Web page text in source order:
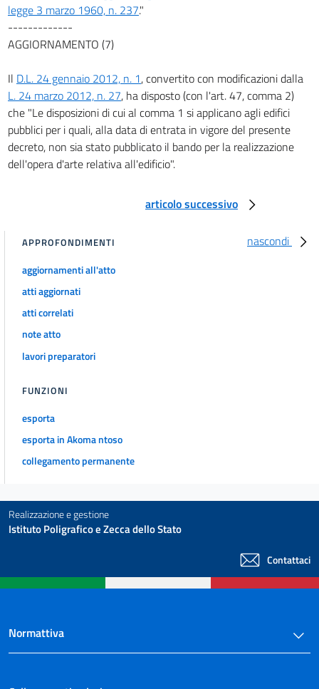
legge 3 marzo 1960, n. 237."
-------------
AGGIORNAMENTO (7)
Il D.L. 24 gennaio 2012, n. 1, convertito con modificazioni dalla
L. 24 marzo 2012, n. 27, ha disposto (con l'art. 47, comma 2)
che "Le disposizioni di cui al comma 1 si applicano agli edifici
pubblici per i quali, alla data di entrata in vigore del presente
decreto, non sia stato pubblicato il bando per la realizzazione
dell'opera d'arte relativa all'edificio".
articolo successivo
nascondi
APPROFONDIMENTI
aggiornamenti all'atto
atti aggiornati
atti correlati
note atto
lavori preparatori
FUNZIONI
esporta
esporta in Akoma ntoso
collegamento permanente
Realizzazione e gestione
Istituto Poligrafico e Zecca dello Stato
Contattaci
Normattiva